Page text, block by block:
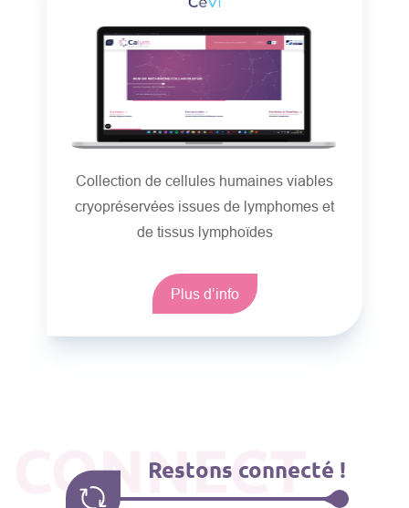
Collection de cellules humaines viables
cryopréservées issues de lymphomes et
de tissus lymphoïdes
Plus d’info
CONNECT
Restons connecté !